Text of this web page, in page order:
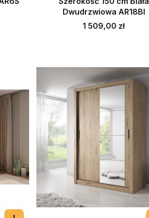
Dwudrzwiowa AR18BI
Cena
1 509,00 zł